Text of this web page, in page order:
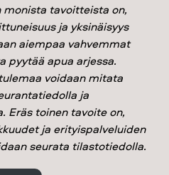
monista tavoitteista on,
ja yksinäisyys
aiempaa vahvemmat
pyytää apua arjessa.
voidaan mitata
ja
Eräs toinen tavoite on,
ja erityispalveluiden
seurata tilastotiedolla.